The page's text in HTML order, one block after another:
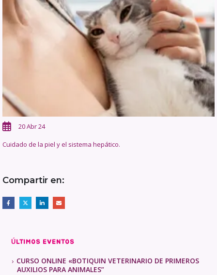
20 Abr 24
Cuidado de la piel y el sistema hepático.
ÚLTIMOS EVENTOS
CURSO ONLINE «BOTIQUIN VETERINARIO DE PRIMEROS
AUXILIOS PARA ANIMALES”